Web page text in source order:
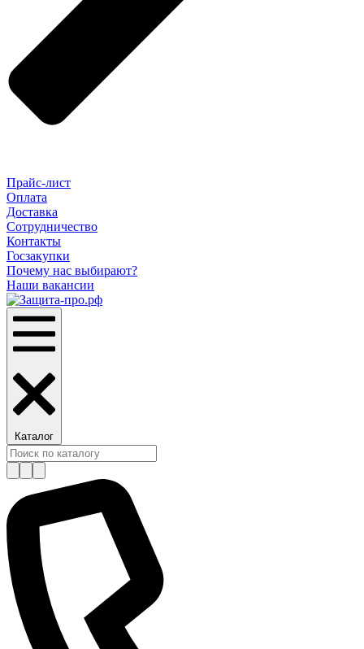
Прайс-лист
Оплата
Доставка
Сотрудничество
Контакты
Госзакупки
Почему нас выбирают?
Наши вакансии
Каталог